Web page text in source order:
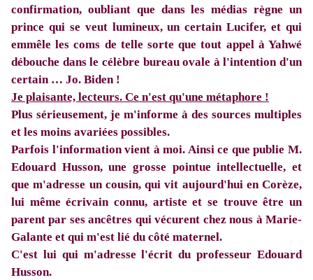
confirmation, oubliant que dans les médias règne un
prince qui se veut lumineux, un certain Lucifer, et qui
emmêle les coms de telle sorte que tout appel à Yahwé
débouche dans le célèbre bureau ovale à l'intention d'un
certain … Jo. Biden !
Je plaisante, lecteurs. Ce n'est qu'une métaphore !
Plus sérieusement, je m'informe à des sources multiples
et les moins avariées possibles.
Parfois l'information vient à moi. Ainsi ce que publie M.
Edouard Husson, une grosse pointue intellectuelle, et
que m'adresse un cousin, qui vit aujourd'hui en Corèze,
lui même écrivain connu, artiste et se trouve être un
parent par ses ancêtres qui vécurent chez nous à Marie-
Galante et qui m'est lié du côté maternel.
C'est lui qui m'adresse l'écrit du professeur Edouard
Husson.